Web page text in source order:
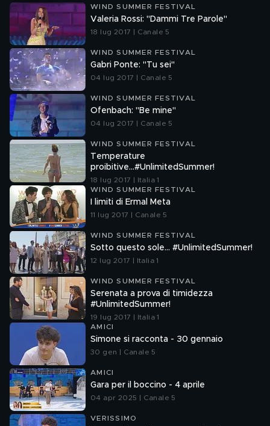
WIND SUMMER FESTIVAL
Valeria Rossi: "Dammi Tre Parole"
18 lug 2017 | Canale 5
WIND SUMMER FESTIVAL
Gabri Ponte: "Tu sei"
04 lug 2017 | Canale 5
WIND SUMMER FESTIVAL
Ofenbach: "Be mine"
04 lug 2017 | Canale 5
WIND SUMMER FESTIVAL
Temperature
proibitive...#UnlimitedSummer!
18 lug 2017 | Italia 1
WIND SUMMER FESTIVAL
I limiti di Ermal Meta
11 lug 2017 | Canale 5
WIND SUMMER FESTIVAL
Sotto questo sole... #UnlimitedSummer!
12 lug 2017 | Italia 1
WIND SUMMER FESTIVAL
Serenata a prova di timidezza
#UnlimitedSummer!
19 lug 2017 | Italia 1
AMICI
Simone si racconta - 30 gennaio
30 gen | Canale 5
AMICI
Gara per il boccino - 4 aprile
04 apr 2025 | Canale 5
VERISSIMO